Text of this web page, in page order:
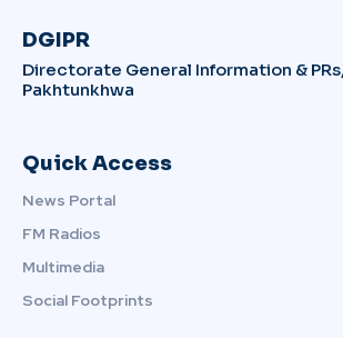
DGIPR
Directorate General Information &
Pakhtunkhwa
Quick Access
News Portal
FM Radios
Multimedia
Social Footprints